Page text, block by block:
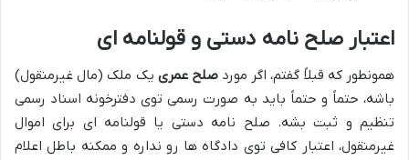
اعتبار صلح نامه دستی و قولنامه ای
همونطور که قبلاً گفتم، اگر موردصلح عمری یک ملک (مال غیرمنقول)
باشه، حتماً و حتماً باید به صورت رسمی توی دفترخونه اسناد رسمی
تنظیم و ثبت بشه. صلح نامه دستی یا قولنامه ای برای اموال
غیرمنقول، اعتبار کافی توی دادگاه ها رو نداره و ممکنه باطل اعلام